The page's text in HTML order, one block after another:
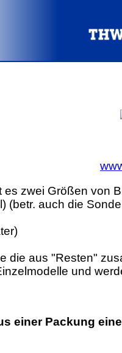
es zwei Größen von
(betr. auch die
die aus "Resten"
und
einer Packung